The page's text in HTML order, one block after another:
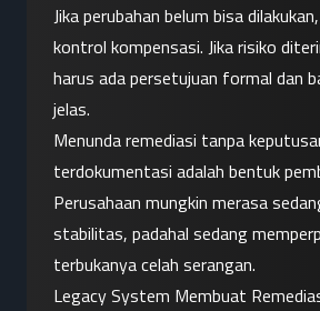
Jika perubahan belum bisa
kontrol kompensasi. Jika risiko
harus ada persetujuan formal dan
jelas.
Menunda remediasi tanpa
terdokumentasi adalah bentuk
Perusahaan mungkin merasa
stabilitas, padahal sedang
terbukanya celah serangan.
Legacy System Membuat